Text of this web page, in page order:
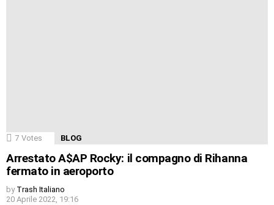
7 Votes BLOG
Arrestato A$AP Rocky: il compagno di Rihanna
fermato in aeroporto
by Trash Italiano
20 Aprile 2022, 19:16